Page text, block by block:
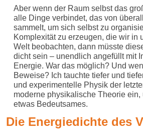
Aber wenn der Raum selbst das
alle Dinge verbindet, das von
sammelt, um sich selbst zu
Komplexität zu erzeugen, die wir in
Welt beobachten, dann müsste
dicht sein – unendlich angefüllt mit
Energie. War das möglich? Und
Beweise? Ich tauchte tiefer und
und experimentelle Physik der
moderne physikalische Theorie
etwas Bedeutsames.
Die Energiedichte des